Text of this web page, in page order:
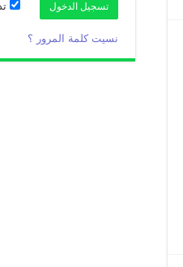
نسيت كلمة المرور ؟